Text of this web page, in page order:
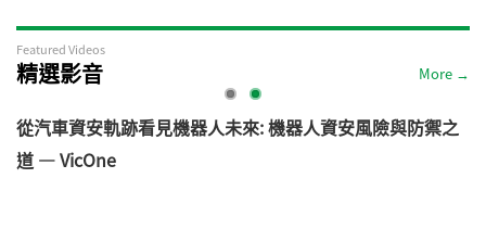
Featured Videos
精選影音 More →
從汽車資安軌跡看見機器人未來: 機器人資安風險與防禦之
道 — VicOne